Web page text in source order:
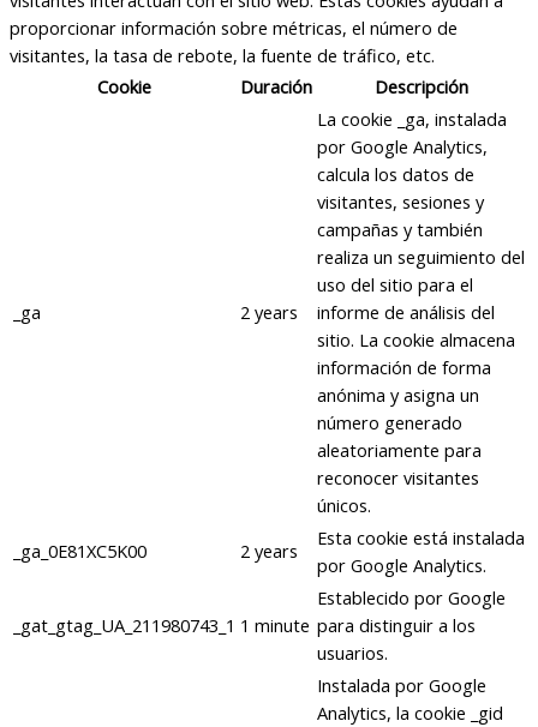
proporcionar información sobre métricas, el número de
visitantes, la tasa de rebote, la fuente de tráfico, etc.
Cookie
Duración Descripción
_ga 2 years
La cookie _ga, instalada
por Google Analytics,
calcula los datos de
visitantes, sesiones y
campañas y también
realiza un seguimiento del
uso del sitio para el
informe de análisis del
sitio. La cookie almacena
información de forma
anónima y asigna un
número generado
aleatoriamente para
reconocer visitantes
únicos.
_ga_0E81XC5K00
2 years
Esta cookie está instalada
por Google Analytics.
_gat_gtag_UA_211980743_1 1 minute
Establecido por Google
para distinguir a los
usuarios.
Instalada por Google
Analytics, la cookie _gid